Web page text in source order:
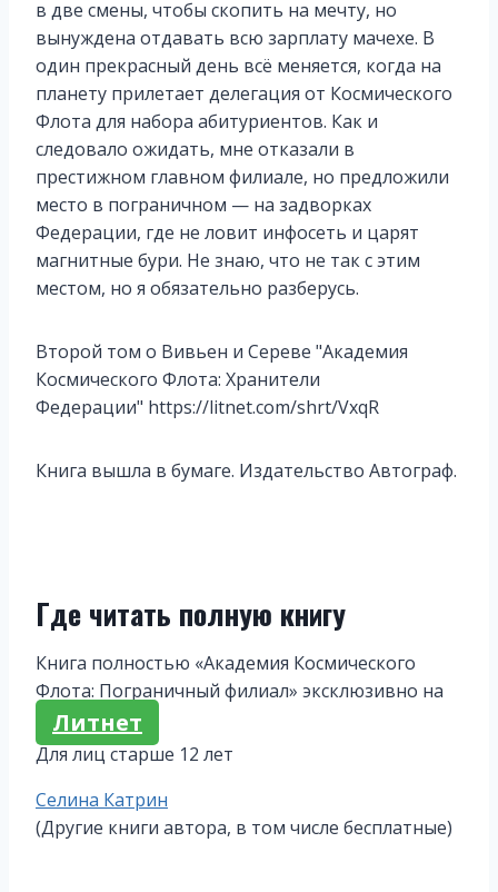
в две смены, чтобы скопить на мечту, но
вынуждена отдавать всю зарплату мачехе. В
один прекрасный день всё меняется, когда на
планету прилетает делегация от Космического
Флота для набора абитуриентов. Как и
следовало ожидать, мне отказали в
престижном главном филиале, но предложили
место в пограничном — на задворках
Федерации, где не ловит инфосеть и царят
магнитные бури. Не знаю, что не так с этим
местом, но я обязательно разберусь.
Второй том о Вивьен и Сереве "Академия
Космического Флота: Хранители
Федерации" https://litnet.com/shrt/VxqR
Книга вышла в бумаге. Издательство Автограф.
Где читать полную книгу
Книга полностью «Академия Космического
Флота: Пограничный филиал» эксклюзивно на
Литнет
Для лиц старше 12 лет
Метки
записи:
Селина Катрин
(Другие книги автора, в том числе бесплатные)